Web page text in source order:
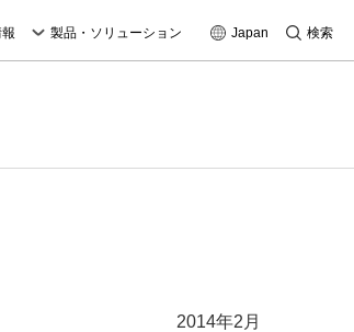
製品・ソリューション Japan 検索
2014年2月